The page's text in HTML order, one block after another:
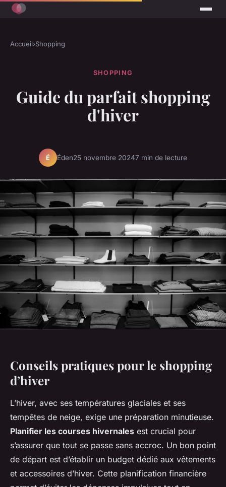
Accueil›Shopping
SHOPPING
Guide du parfait shopping
d'hiver
É Éden25 novembre 20247 min de lecture
Conseils pratiques pour le shopping
d’hiver
L’hiver, avec ses températures glaciales et ses
tempêtes de neige, exige une préparation minutieuse.
Planifier les courses hivernales est crucial pour
s’assurer que tout se passe sans accroc. Un bon point
de départ est d’établir un budget dédié aux vêtements
et accessoires d’hiver. Cette planification financière